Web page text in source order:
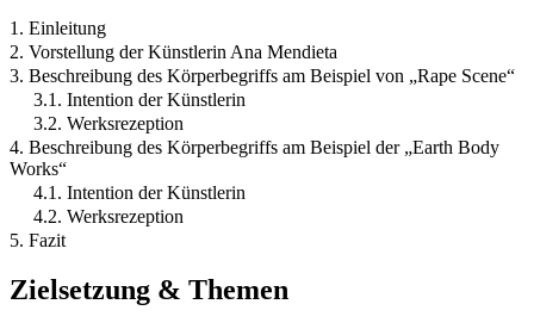
1. Einleitung
2. Vorstellung der Künstlerin Ana Mendieta
3. Beschreibung des Körperbegriffs am Beispiel von „Rape Scene“
3.1. Intention der Künstlerin
3.2. Werksrezeption
4. Beschreibung des Körperbegriffs am Beispiel der „Earth Body
Works“
4.1. Intention der Künstlerin
4.2. Werksrezeption
5. Fazit
Zielsetzung & Themen